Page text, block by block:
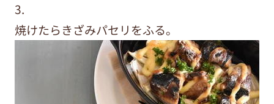
3.
焼けたらきざみパセリをふる。